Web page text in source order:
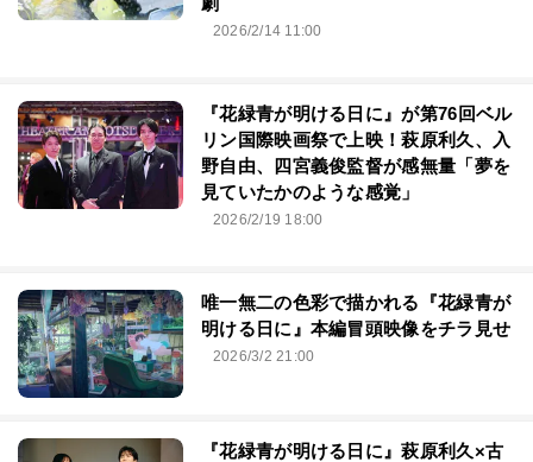
2026/2/14 11:00
『花緑青が明ける日に』が第76回ベル
リン国際映画祭で上映！萩原利久、入
野自由、四宮義俊監督が感無量「夢を
見ていたかのような感覚」
2026/2/19 18:00
唯一無二の色彩で描かれる『花緑青が
明ける日に』本編冒頭映像をチラ見せ
2026/3/2 21:00
『花緑青が明ける日に』萩原利久×古